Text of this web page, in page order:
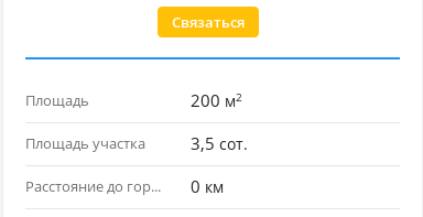
Связаться
Площадь 200 м2
Площадь участка 3,5 сот.
Расстояние до города 0 км